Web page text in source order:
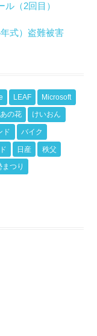
（2回目）
式）盗難被害
LEAF Microsoft
あの花 けいおん
ド バイク
日産 秩父
まつり